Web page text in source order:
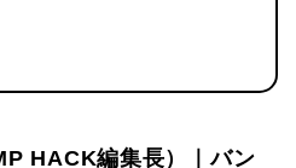
HACK編集長）｜バン